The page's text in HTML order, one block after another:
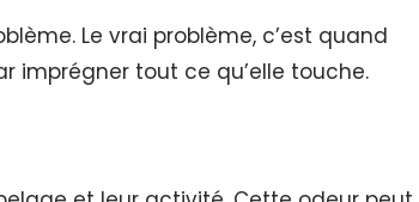
Le vrai problème, c’est quand
imprégner tout ce qu’elle touche.